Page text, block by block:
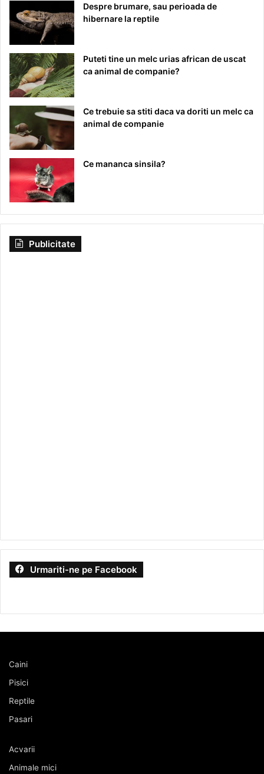
Despre brumare, sau perioada de
hibernare la reptile
Puteti tine un melc urias african de uscat
ca animal de companie?
Ce trebuie sa stiti daca va doriti un melc ca
animal de companie
Ce mananca sinsila?
Publicitate
Urmariti-ne pe Facebook
Caini
Pisici
Reptile
Pasari
Acvarii
Animale mici